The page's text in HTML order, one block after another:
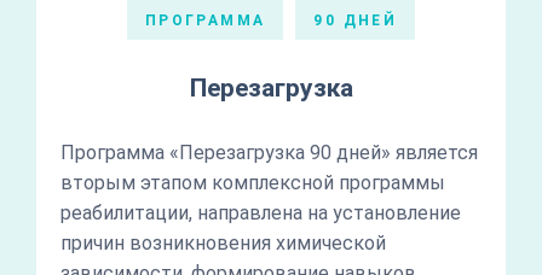
ПРОГРАММА 90 ДНЕЙ
Перезагрузка
Программа «Перезагрузка 90 дней» является
вторым этапом комплексной программы
реабилитации, направлена на установление
причин возникновения химической